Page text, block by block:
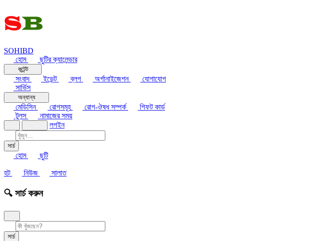
SOHIBD
হোম
ছুটির ক্যালেন্ডার
কন্টেন্ট
সংবাদ ইভেন্ট ব্লগ অর্গানাইজেশন
যোগাযোগ
সার্ভিস
অন্যান্য
মেডিসিন রোগসমূহ রোগ-ঔষধ সম্পর্ক
গিফট কার্ড
টুলস
নামাজের সময়
লগইন
সার্চ
হোম ছুটি
হট নিউজ সালাত
🔍 সার্চ করুন
সার্চ